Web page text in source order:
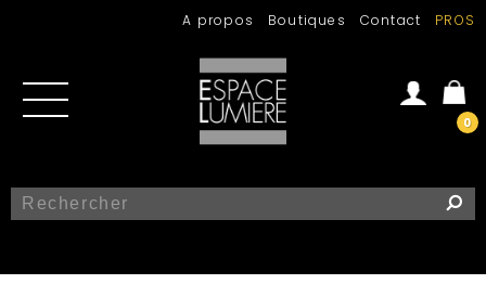
A propos Boutiques Contact PROS
0
Se connecter